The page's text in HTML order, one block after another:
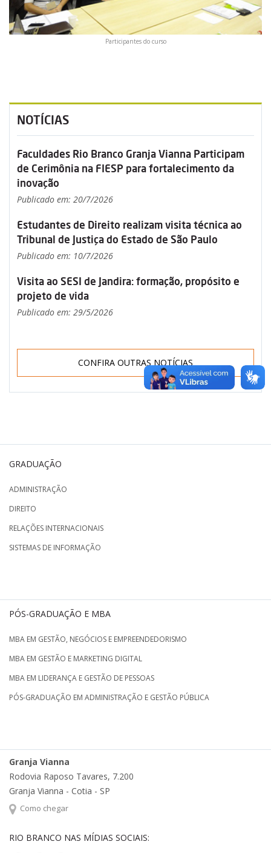
Participantes do curso
NOTÍCIAS
Faculdades Rio Branco Granja Vianna Participam
de Cerimônia na FIESP para fortalecimento da
inovação
Publicado em: 20/7/2026
Estudantes de Direito realizam visita técnica ao
Tribunal de Justiça do Estado de São Paulo
Publicado em: 10/7/2026
Visita ao SESI de Jandira: formação, propósito e
projeto de vida
Publicado em: 29/5/2026
CONFIRA OUTRAS NOTÍCIAS
GRADUAÇÃO
ADMINISTRAÇÃO
DIREITO
RELAÇÕES INTERNACIONAIS
SISTEMAS DE INFORMAÇÃO
PÓS-GRADUAÇÃO E MBA
MBA EM GESTÃO, NEGÓCIOS E EMPREENDEDORISMO
MBA EM GESTÃO E MARKETING DIGITAL
MBA EM LIDERANÇA E GESTÃO DE PESSOAS
PÓS-GRADUAÇÃO EM ADMINISTRAÇÃO E GESTÃO PÚBLICA
Granja Vianna
Rodovia Raposo Tavares, 7.200
Granja Vianna - Cotia - SP
Como chegar
RIO BRANCO NAS MÍDIAS SOCIAIS: